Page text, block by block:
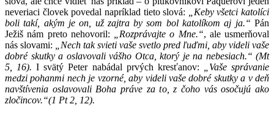
neveriaci človek povedal napríklad tieto slová:
„Keby všetci katolíci
boli takí, akým je on, už zajtra by som bol katolíkom aj ja.“ Pán
Ježiš nám preto nehovoril:
„Rozprávajte o Mne.“, ale usmerňoval
nás slovami:
„Nech tak svieti vaše svetlo pred ľuďmi, aby videli vaše
dobré skutky a oslavovali vášho Otca, ktorý je na nebesiach.“ (Mt
5, 16). I svätý Peter nabádal prvých kresťanov:
„Vaše správanie
medzi pohanmi nech je vzorné, aby videli vaše dobré skutky a v deň
navštívenia oslavovali Boha práve za to, z čoho vás osočujú ako
zločincov.“(1 Pt 2, 12).